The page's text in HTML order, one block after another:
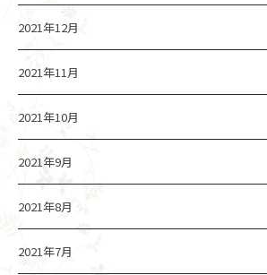
2021年12月
2021年11月
2021年10月
2021年9月
2021年8月
2021年7月